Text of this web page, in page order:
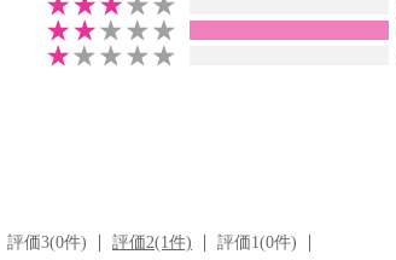
評価3(0件) 評価2(1件) 評価1(0件)